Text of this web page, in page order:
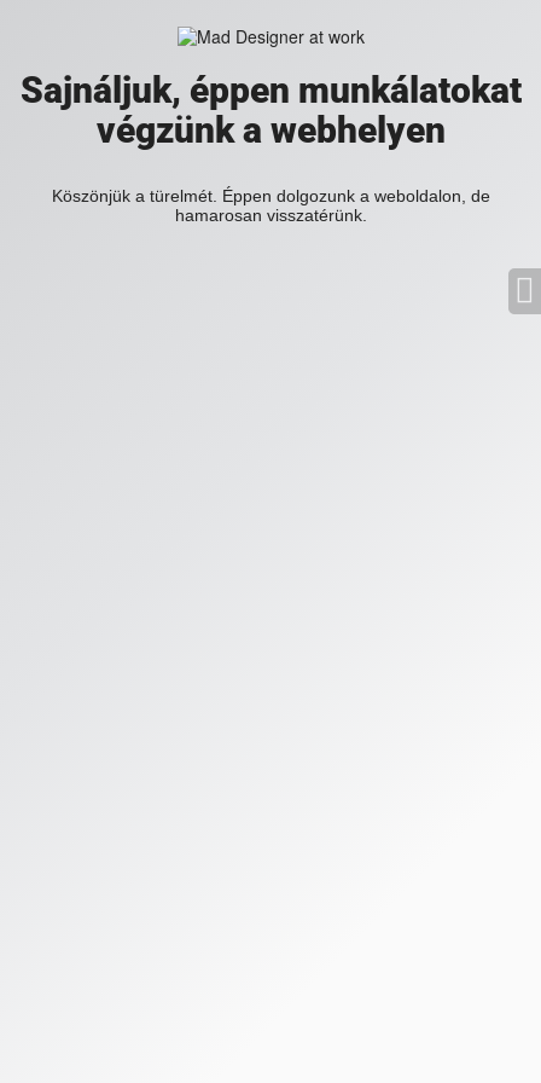
Sajnáljuk, éppen munkálatokat
végzünk a webhelyen
Köszönjük a türelmét. Éppen dolgozunk a weboldalon, de
hamarosan visszatérünk.